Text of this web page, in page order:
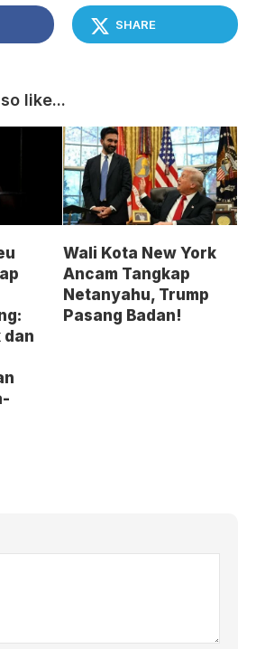
SHARE
like...
dan
Wali Kota New York
Ancam Tangkap
Netanyahu, Trump
Pasang Badan!